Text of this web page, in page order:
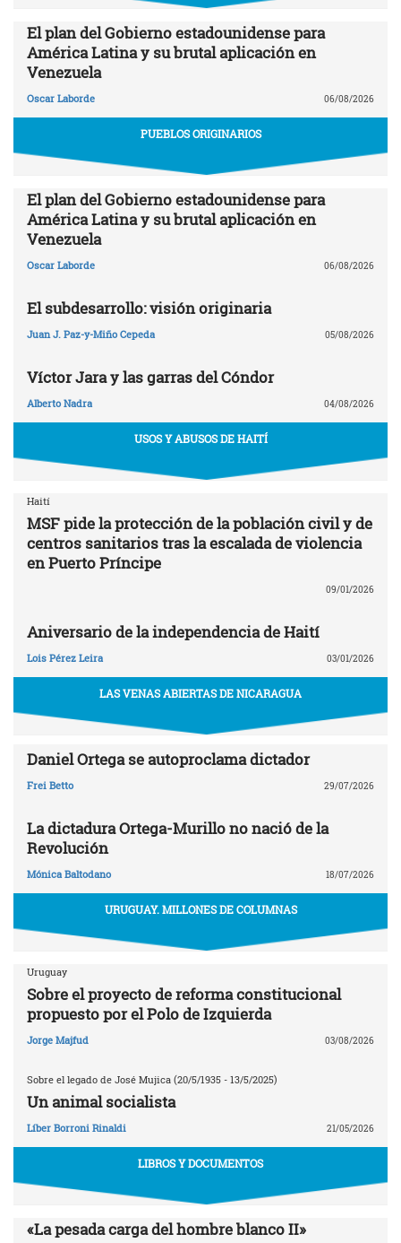
El plan del Gobierno estadounidense para
América Latina y su brutal aplicación en
Venezuela
Oscar Laborde 06/08/2026
PUEBLOS ORIGINARIOS
El plan del Gobierno estadounidense para
América Latina y su brutal aplicación en
Venezuela
Oscar Laborde 06/08/2026
El subdesarrollo: visión originaria
Juan J. Paz-y-Miño Cepeda 05/08/2026
Víctor Jara y las garras del Cóndor
Alberto Nadra 04/08/2026
USOS Y ABUSOS DE HAITÍ
Haití
MSF pide la protección de la población civil y de
centros sanitarios tras la escalada de violencia
en Puerto Príncipe
09/01/2026
Aniversario de la independencia de Haití
Lois Pérez Leira 03/01/2026
LAS VENAS ABIERTAS DE NICARAGUA
Daniel Ortega se autoproclama dictador
Frei Betto 29/07/2026
La dictadura Ortega-Murillo no nació de la
Revolución
Mónica Baltodano 18/07/2026
URUGUAY. MILLONES DE COLUMNAS
Uruguay
Sobre el proyecto de reforma constitucional
propuesto por el Polo de Izquierda
Jorge Majfud 03/08/2026
Sobre el legado de José Mujica (20/5/1935 - 13/5/2025)
Un animal socialista
Líber Borroni Rinaldi 21/05/2026
LIBROS Y DOCUMENTOS
«La pesada carga del hombre blanco II»